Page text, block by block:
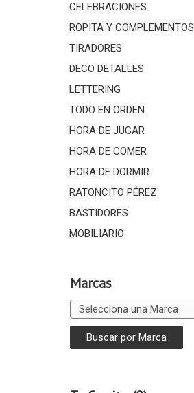
CELEBRACIONES
ROPITA Y COMPLEMENTOS
TIRADORES
DECO DETALLES
LETTERING
TODO EN ORDEN
HORA DE JUGAR
HORA DE COMER
HORA DE DORMIR
RATONCITO PÉREZ
BASTIDORES
MOBILIARIO
Marcas